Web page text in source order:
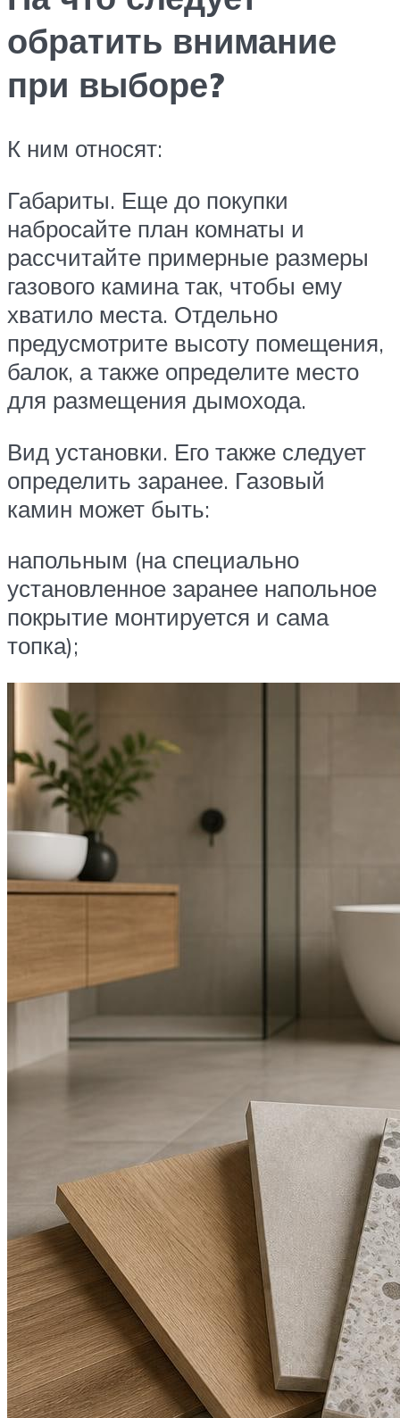
обратить внимание
при выборе?
К ним относят:
Габариты. Еще до покупки
набросайте план комнаты и
рассчитайте примерные размеры
газового камина так, чтобы ему
хватило места. Отдельно
предусмотрите высоту помещения,
балок, а также определите место
для размещения дымохода.
Вид установки. Его также следует
определить заранее. Газовый
камин может быть:
напольным (на специально
установленное заранее напольное
покрытие монтируется и сама
топка);